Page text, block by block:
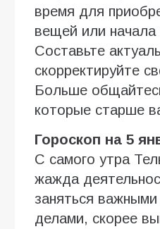
время для
вещей или начала
Составьте
скорректируйте
Больше
которые старше
Гороскоп на 5
С самого утра
жажда
заняться
делами, скорее